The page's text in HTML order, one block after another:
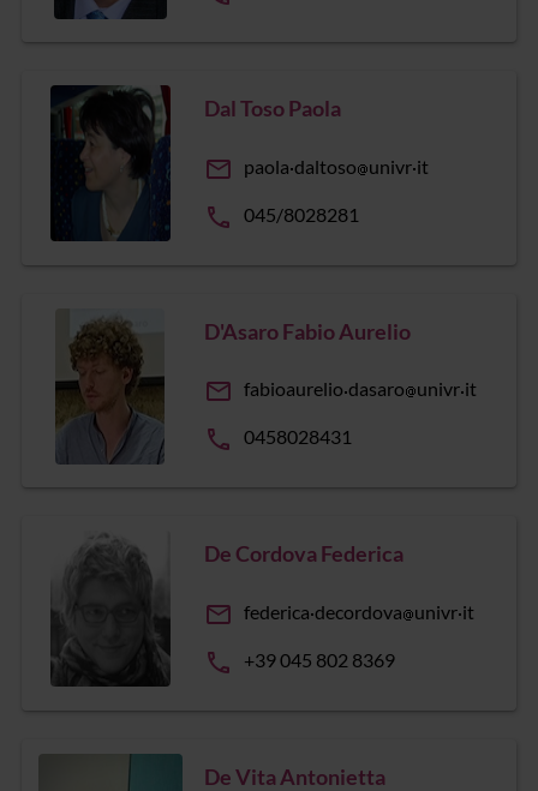
Dal Toso Paola
email paola daltoso univr it
phone 045/8028281
D'Asaro Fabio Aurelio
email fabioaurelio dasaro univr it
phone 0458028431
De Cordova Federica
email federica decordova univr it
phone +39 045 802 8369
De Vita Antonietta